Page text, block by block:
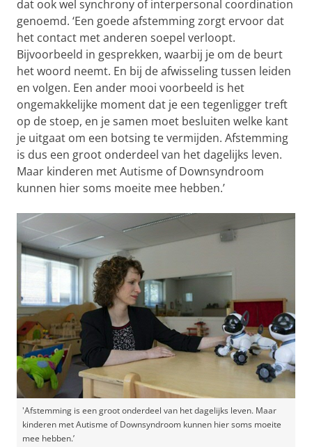
dat ook wel synchrony of interpersonal coordination
genoemd. ‘Een goede afstemming zorgt ervoor dat
het contact met anderen soepel verloopt.
Bijvoorbeeld in gesprekken, waarbij je om de beurt
het woord neemt. En bij de afwisseling tussen leiden
en volgen. Een ander mooi voorbeeld is het
ongemakkelijke moment dat je een tegenligger treft
op de stoep, en je samen moet besluiten welke kant
je uitgaat om een botsing te vermijden. Afstemming
is dus een groot onderdeel van het dagelijks leven.
Maar kinderen met Autisme of Downsyndroom
kunnen hier soms moeite mee hebben.’
'Afstemming is een groot onderdeel van het dagelijks leven. Maar
kinderen met Autisme of Downsyndroom kunnen hier soms moeite
mee hebben.’